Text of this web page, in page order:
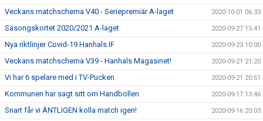
Veckans matchschema V40 - Seriepremiär A-laget 2020-10-01 06:33
Säsongskortet 2020/2021 A-laget 2020-09-27 15:41
Nya riktlinjer Covid-19 Hanhals IF 2020-09-23 10:00
Veckans matchschema V39 - Hanhals Magasinet! 2020-09-21 21:20
Vi har 6 spelare med i TV-Pucken 2020-09-21 20:51
Kommunen har sagt sitt om Handbollen 2020-09-17 13:46
Snart får vi ÄNTLIGEN kolla match igen! 2020-09-16 20:03